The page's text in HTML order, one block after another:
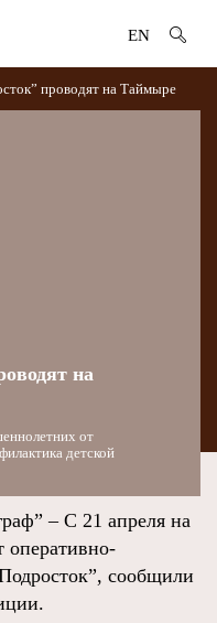
EN
проводят на Таймыре
на
от
детской
– С 21 апреля на
оперативно-
сообщили